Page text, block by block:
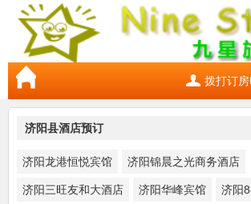
拨打订
济阳县酒店预订
济阳龙港恒悦宾馆 济阳锦晨之光商务酒店
济阳三旺友和大酒店 济阳华峰宾馆 济阳